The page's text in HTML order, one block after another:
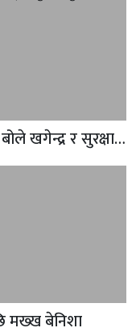
खगेन्द्र र सुरक्षा !
saab
मख्ख बेनिशा